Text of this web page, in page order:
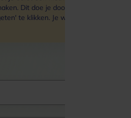
Dit doe je door op de link
te klikken. Je winkelmand